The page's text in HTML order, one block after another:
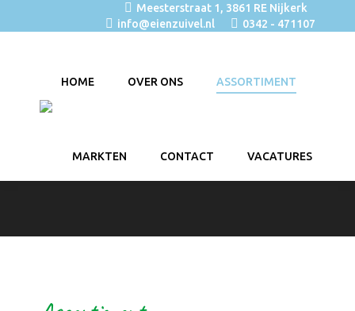
Meesterstraat 1, 3861 RE Nijkerk
info@eienzuivel.nl
0342 - 471107
HOME OVER ONS ASSORTIMENT
MARKTEN CONTACT VACATURES